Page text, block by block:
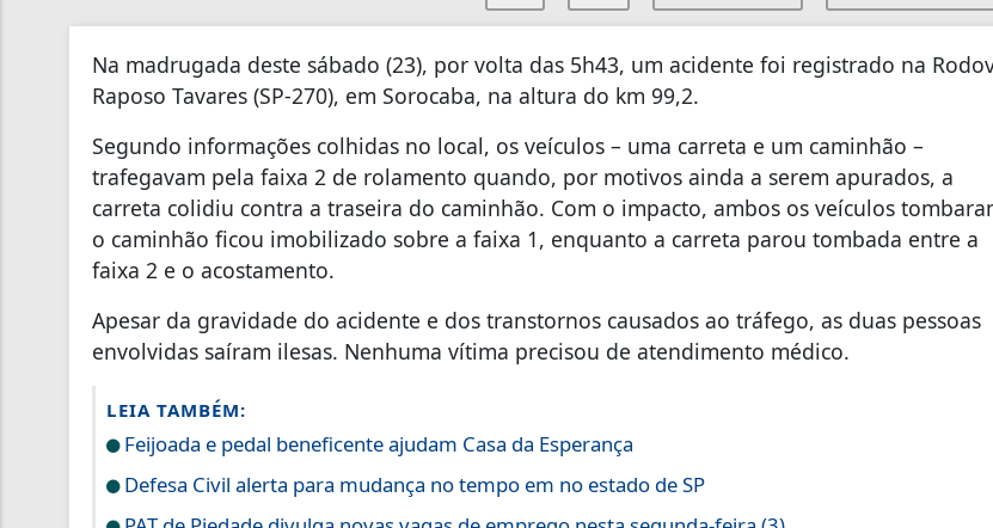
Na madrugada deste sábado (23), por volta das 5h43, um acidente foi registrado na
Raposo Tavares (SP-270), em Sorocaba, na altura do km 99,2.
Segundo informações colhidas no local, os veículos – uma carreta e um caminhão –
trafegavam pela faixa 2 de rolamento quando, por motivos ainda a serem apurados, a
carreta colidiu contra a traseira do caminhão. Com o impacto, ambos os veículos
o caminhão ficou imobilizado sobre a faixa 1, enquanto a carreta parou tombada entre a
faixa 2 e o acostamento.
Apesar da gravidade do acidente e dos transtornos causados ao tráfego, as duas pessoas
envolvidas saíram ilesas. Nenhuma vítima precisou de atendimento médico.
LEIA TAMBÉM:
Feijoada e pedal beneficente ajudam Casa da Esperança
Defesa Civil alerta para mudança no tempo em no estado de SP